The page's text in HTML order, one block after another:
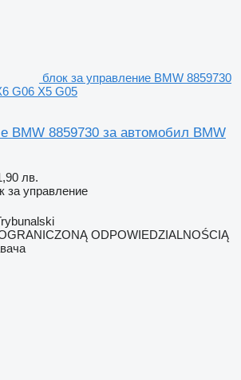
блок за управление BMW 8859730
G06 X5 G05
BMW 8859730 за автомобил BMW
лв.
за управление
ODPOWIEDZIALNOŚCIĄ